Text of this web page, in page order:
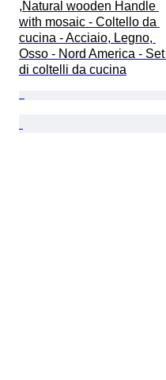
,Natural wooden Handle
with mosaic - Coltello da
cucina - Acciaio, Legno,
Osso - Nord America - Set
di coltelli da cucina